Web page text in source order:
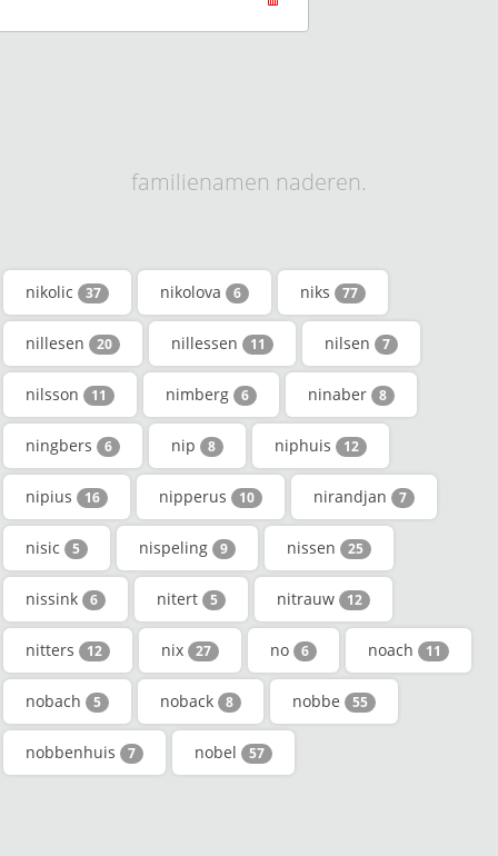
familienamen naderen.
nikolic 37 nikolova 6 niks 77
nillesen 20 nillessen 11 nilsen 7
nilsson 11 nimberg 6 ninaber 8
ningbers 6 nip 8 niphuis 12
nipius 16 nipperus 10 nirandjan 7
nisic 5 nispeling 9 nissen 25
nissink 6 nitert 5 nitrauw 12
nitters 12 nix 27 no 6 noach 11
nobach 5 noback 8 nobbe 55
nobbenhuis 7 nobel 57